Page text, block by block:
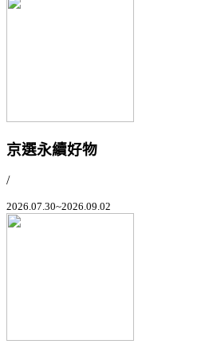
京選永續好物
/
2026.07.30~2026.09.02